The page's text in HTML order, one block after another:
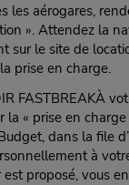
les aérogares,
». Attendez la
sur le site de
prise en charge.
FASTBREAKÀ
« prise en
dans la file
à
proposé, vous